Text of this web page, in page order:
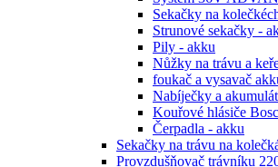
Sekačky na
Strunové sekačky -
Pily - akku
Nůžky na trávu a
foukač a vysavač
Nabíječky a
Kouřové hlásiče
Čerpadla - akku
Sekačky na trávu na
Provzdušňovač trávníku